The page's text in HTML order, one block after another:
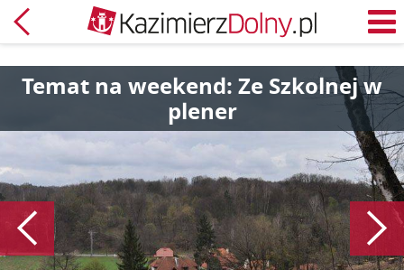
Powrót
Temat na weekend: Ze Szkolnej w
plener
Poprzedni